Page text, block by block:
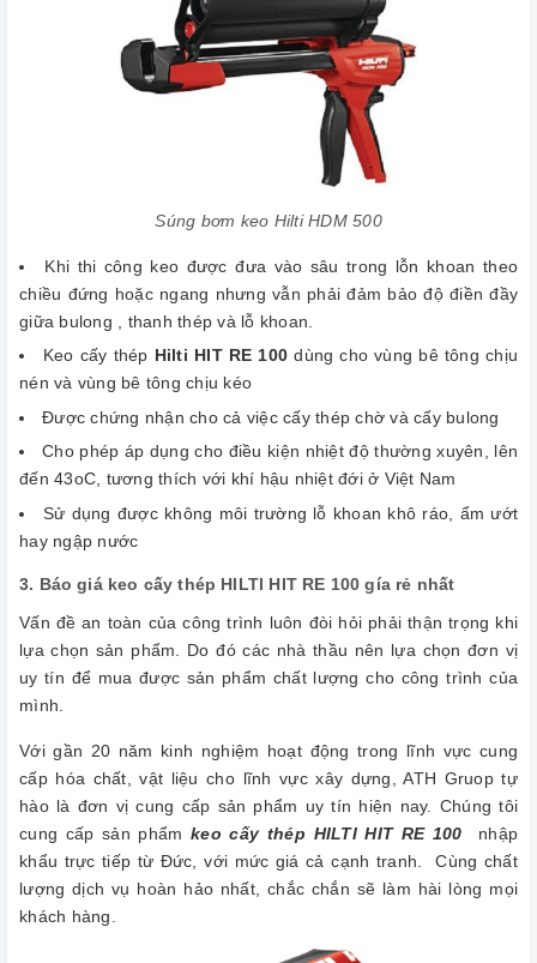
Súng bơm keo Hilti HDM 500
Khi thi công keo được đưa vào sâu trong lỗn khoan theo
chiều đứng hoặc ngang nhưng vẫn phải đảm bảo độ điền đầy
giữa bulong , thanh thép và lỗ khoan.
Keo cấy thép Hilti HIT RE 100 dùng cho vùng bê tông chịu
nén và vùng bê tông chịu kéo
Được chứng nhận cho cả việc cấy thép chờ và cấy bulong
Cho phép áp dụng cho điều kiện nhiệt độ thường xuyên, lên
đến 43oC, tương thích với khí hậu nhiệt đới ở Việt Nam
Sử dụng được không môi trường lỗ khoan khô ráo, ẩm ướt
hay ngập nước
3. Báo giá keo cấy thép HILTI HIT RE 100 gía rẻ nhất
Vấn đề an toàn của công trình luôn đòi hỏi phải thận trọng khi
lựa chọn sản phẩm. Do đó các nhà thầu nên lựa chọn đơn vị
uy tín để mua được sản phẩm chất lượng cho công trình của
mình.
Với gần 20 năm kinh nghiệm hoạt động trong lĩnh vực cung
cấp hóa chất, vật liệu cho lĩnh vực xây dựng, ATH Gruop tự
hào là đơn vị cung cấp sản phẩm uy tín hiện nay. Chúng tôi
cung cấp sản phẩmkeo cấy thép HILTI HIT RE 100 nhập
khẩu trực tiếp từ Đức, với mức giá cả cạnh tranh. Cùng chất
lượng dịch vụ hoàn hảo nhất, chắc chắn sẽ làm hài lòng mọi
khách hàng.